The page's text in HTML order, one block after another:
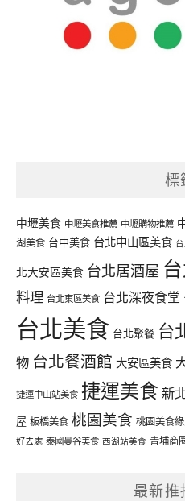
標
中壢美食 中壢美食推薦 中壢購物推薦
湖美食 台中美食 台北中山區美食
北大安區美食 台北居酒屋
料理 台北東區美食 台北深夜食堂
台北美食 台北聚餐 台
物 台北餐酒館 大安區美食
捷運中山站美食 捷運美食 新
屋 板橋美食 桃園美食 桃園美食
好去處 泰國曼谷美食 西湖站美食 青埔商
最新推